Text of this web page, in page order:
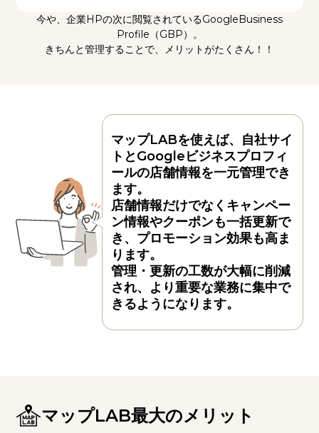
今や、企業HPの次に閲覧されているGoogleBusiness
Profile（GBP）。
きちんと管理することで、メリットがたくさん！！
マップLABを使えば、自社サイ
トとGoogleビジネスプロフィ
ールの店舗情報を一元管理でき
ます。
店舗情報だけでなくキャンペー
ン情報やクーポンも一括更新で
き、プロモーション効果も高ま
ります。
管理・更新の工数が大幅に削減
され、より重要な業務に集中で
きるようになります。
マップLAB最大のメリット